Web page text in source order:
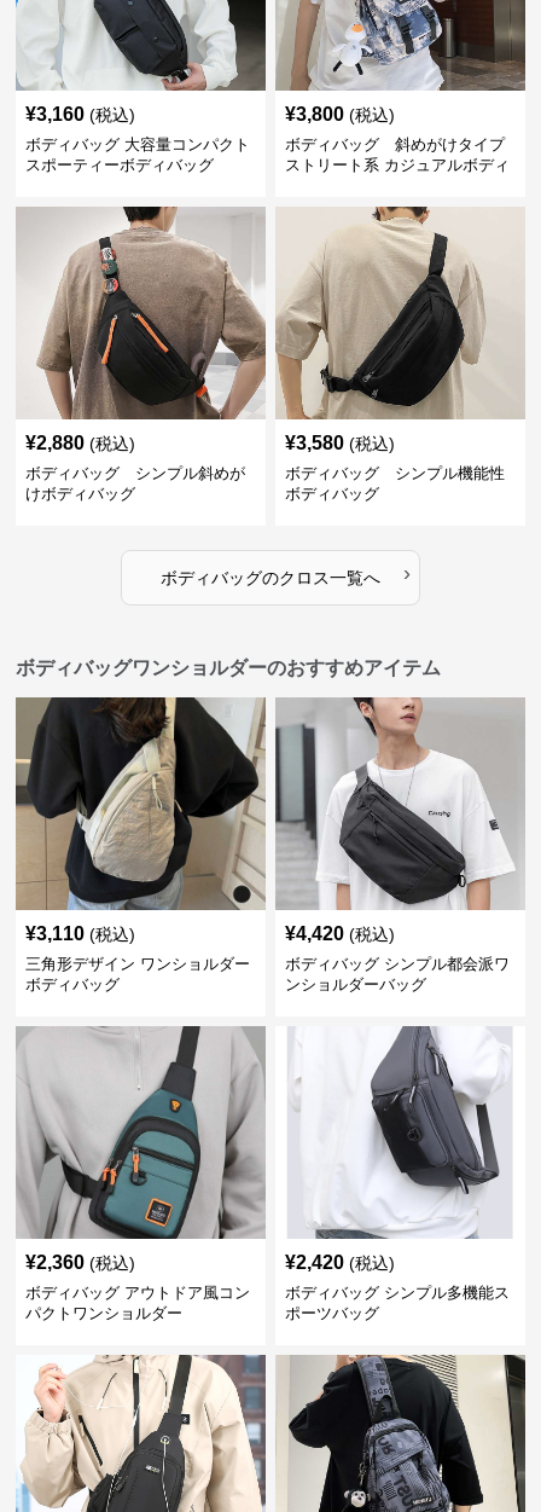
¥3,160 (税込)
ボディバッグ 大容量コンパクト
スポーティーボディバッグ
¥3,800 (税込)
ボディバッグ 斜めがけタイプ
ストリート系 カジュアルボディ
¥2,880 (税込)
ボディバッグ シンプル斜めが
けボディバッグ
¥3,580 (税込)
ボディバッグ シンプル機能性
ボディバッグ
ボディバッグのクロス一覧へ ›
ボディバッグワンショルダーのおすすめアイテム
¥3,110 (税込)
三角形デザイン ワンショルダー
ボディバッグ
¥4,420 (税込)
ボディバッグ シンプル都会派ワ
ンショルダーバッグ
¥2,360 (税込)
ボディバッグ アウトドア風コン
パクトワンショルダー
¥2,420 (税込)
ボディバッグ シンプル多機能ス
ポーツバッグ